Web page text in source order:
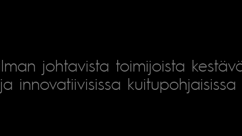
johtavista toimijoista
innovatiivisissa kuitupohjaisissa